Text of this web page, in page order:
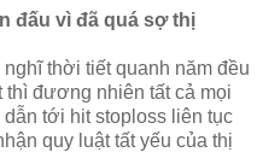
đấu vì đã quá sợ thị
thời tiết quanh năm đều
đương nhiên tất cả mọi
tới hit stoploss liên tục
quy luật tất yếu của thị